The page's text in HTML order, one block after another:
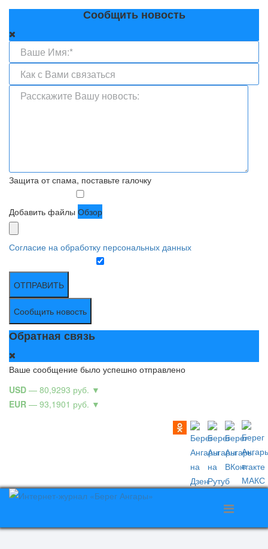
Сообщить новость
Защита от спама, поставьте галочку
Добавить файлы Обзор
Согласие на обработку персональных данных
ОТПРАВИТЬ
Сообщить новость
Обратная связь
Ваше сообщение было успешно отправлено
USD — 80,9293 руб. ▼
EUR — 93,1901 руб. ▼